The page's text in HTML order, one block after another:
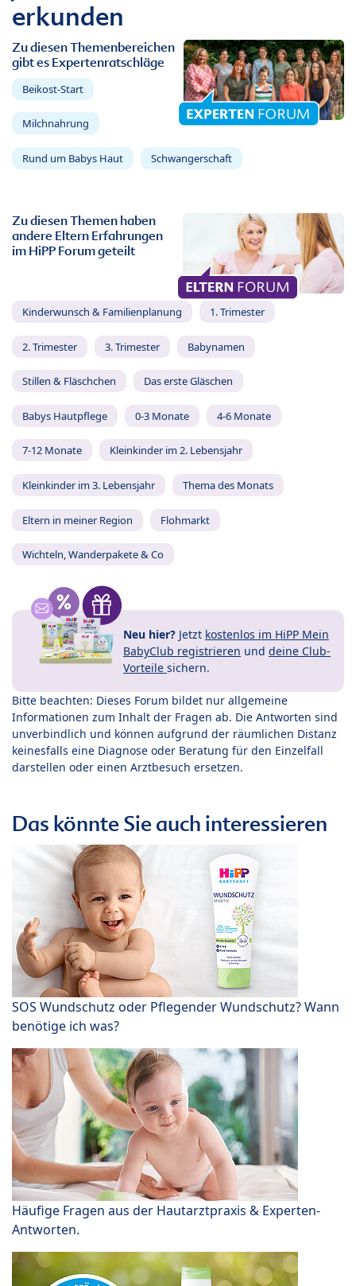
erkunden
Zu diesen Themenbereichen
gibt es Expertenratschläge
Beikost-Start
Milchnahrung
Rund um Babys Haut Schwangerschaft
Zu diesen Themen haben
andere Eltern Erfahrungen
im HiPP Forum geteilt
Kinderwunsch & Familienplanung 1. Trimester
2. Trimester 3. Trimester Babynamen
Stillen & Fläschchen Das erste Gläschen
Babys Hautpflege 0-3 Monate 4-6 Monate
7-12 Monate Kleinkinder im 2. Lebensjahr
Kleinkinder im 3. Lebensjahr Thema des Monats
Eltern in meiner Region Flohmarkt
Wichteln, Wanderpakete & Co
Neu hier? Jetzt kostenlos im HiPP Mein
BabyClub registrieren und deine Club-
Vorteile sichern.
Bitte beachten: Dieses Forum bildet nur allgemeine
Informationen zum Inhalt der Fragen ab. Die Antworten sind
unverbindlich und können aufgrund der räumlichen Distanz
keinesfalls eine Diagnose oder Beratung für den Einzelfall
darstellen oder einen Arztbesuch ersetzen.
Das könnte Sie auch interessieren
SOS Wundschutz oder Pflegender Wundschutz? Wann
benötige ich was?
Häufige Fragen aus der Hautarztpraxis & Experten-
Antworten.